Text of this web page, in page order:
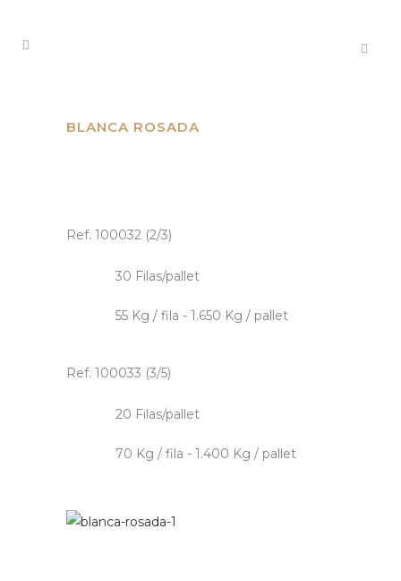
BLANCA ROSADA
Ref. 100032 (2/3)
30 Filas/pallet
55 Kg / fila - 1.650 Kg / pallet
Ref. 100033 (3/5)
20 Filas/pallet
70 Kg / fila - 1.400 Kg / pallet